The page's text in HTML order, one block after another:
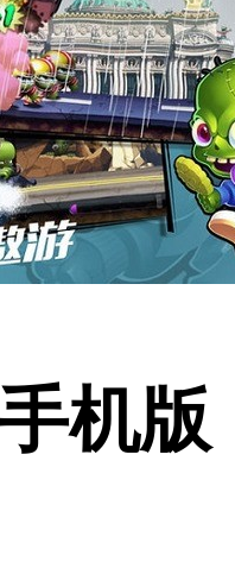
机版